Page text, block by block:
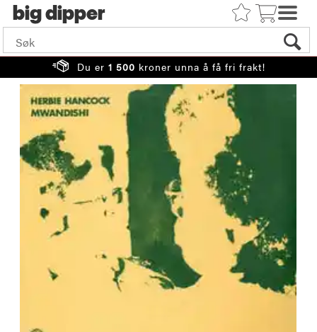
big
Du er 1 500 kroner unna å få fri frakt!